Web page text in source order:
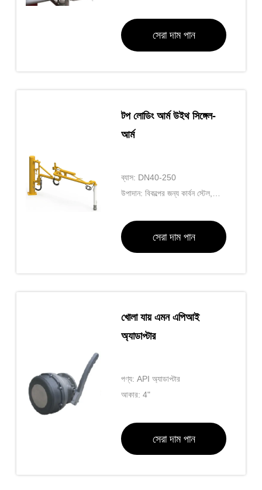
সেরা দাম পান
টপ লোডিং আর্ম উইথ সিঙ্গেল-
আর্ম
ব্যাস: DN40-250
উপাদান: বিকল্পের জন্য কার্বন স্টেল,
সেরা দাম পান
খোলা যায় এমন এপিআই
অ্যাডাপ্টার
পণ্য: API অ্যাডাপ্টার
আকার: 4"
সেরা দাম পান